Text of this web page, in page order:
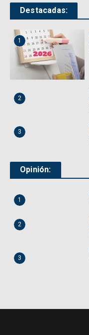
Destacadas:
1
2
3
Opinión:
1
2
3